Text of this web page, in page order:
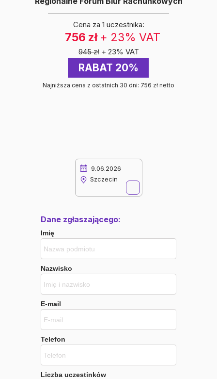
756 zł + 23% VAT
Cena za 1 uczestnika:
RABAT 20%
945 zł + 23% VAT
Najniższa cena z ostatnich 30 dni: 756 zł netto
Dane zgłaszającego:
Imię
Nazwisko
E-mail
Telefon
Liczba uczestinków
Szczecin
9.06.2026